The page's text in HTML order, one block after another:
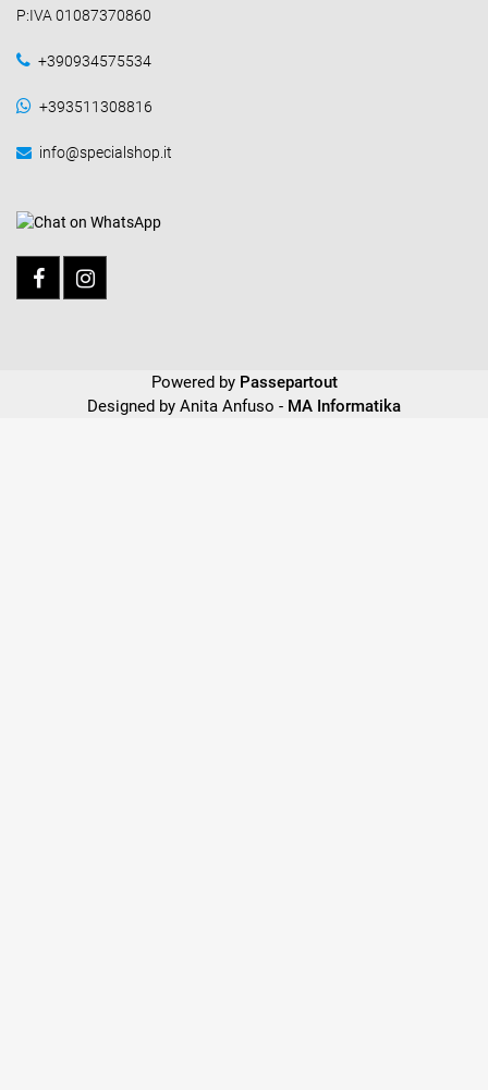
P:IVA 01087370860
+390934575534
+393511308816
info@specialshop.it
Powered by Passepartout
Designed by Anita Anfuso - MA Informatika